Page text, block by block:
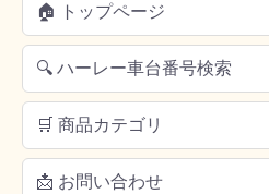
🏠 トップページ
🔍 ハーレー車台番号検索
🛒 商品カテゴリ
📩 お問い合わせ